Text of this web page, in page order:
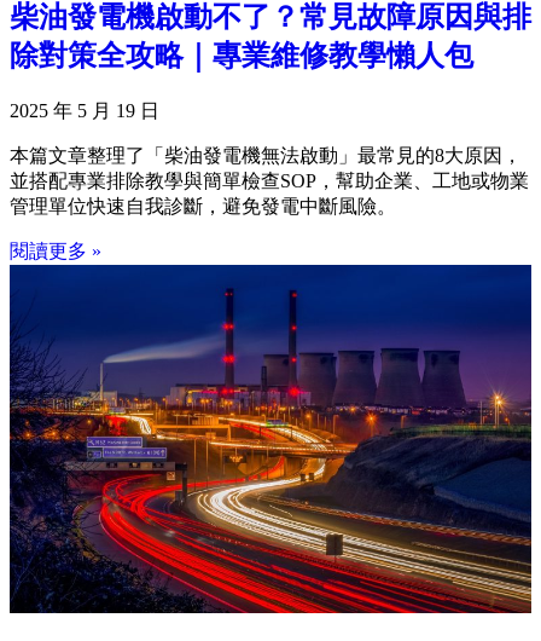
柴油發電機啟動不了？常見故障原因與排
除對策全攻略｜專業維修教學懶人包
2025 年 5 月 19 日
本篇文章整理了「柴油發電機無法啟動」最常見的8大原因，
並搭配專業排除教學與簡單檢查SOP，幫助企業、工地或物業
管理單位快速自我診斷，避免發電中斷風險。
閱讀更多 »